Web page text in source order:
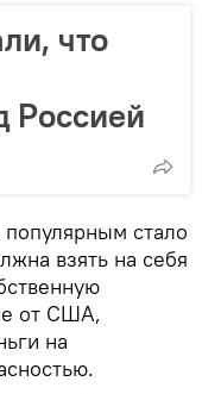
что
Россией
популярным стало
взять на себя
от США,
на